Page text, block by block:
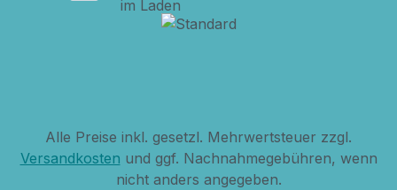
Alle Preise inkl. gesetzl. Mehrwertsteuer zzgl.
Versandkosten und ggf. Nachnahmegebühren, wenn
nicht anders angegeben.